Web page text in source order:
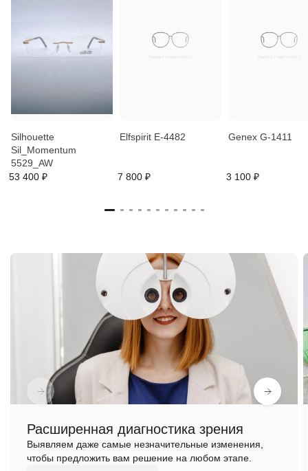
Silhouette
Sil_Momentum
5529_AW
53 400 ₽
Elfspirit E-4482
7 800 ₽
Genex G-1411
3 100 ₽
Расширенная диагностика зрения
Выявляем даже самые незначительные изменения,
чтобы предложить вам решение на любом этапе.